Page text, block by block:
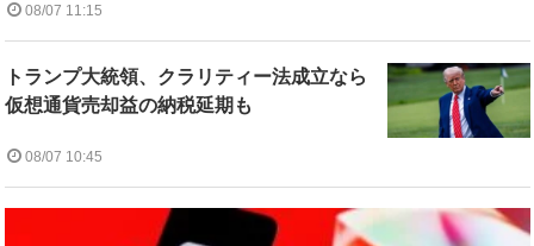
08/07 11:15
トランプ大統領、クラリティー法成立なら
仮想通貨売却益の納税延期も
08/07 10:45